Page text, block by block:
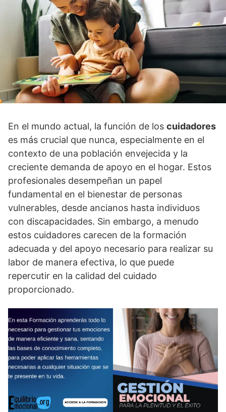
En el mundo actual, la función de los cuidadores
es más crucial que nunca, especialmente en el
contexto de una población envejecida y la
creciente demanda de apoyo en el hogar. Estos
profesionales desempeñan un papel
fundamental en el bienestar de personas
vulnerables, desde ancianos hasta individuos
con discapacidades. Sin embargo, a menudo
estos cuidadores carecen de la formación
adecuada y del apoyo necesario para realizar su
labor de manera efectiva, lo que puede
repercutir en la calidad del cuidado
proporcionado.